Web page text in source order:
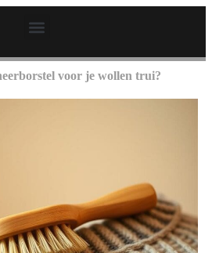
voor je wollen trui?